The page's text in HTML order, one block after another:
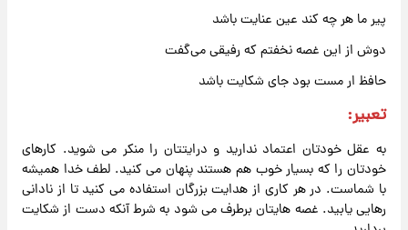
پیر ما هر چه کند عین عنایت باشد
دوش از این غصه نخفتم که رفیقی می‌گفت
حافظ ار مست بود جای شکایت باشد
تعبیر:
به عقل خودتان اعتماد ندارید و درایتتان را منکر می شوید. کارهای
خودتان را که بسیار خوب هم هستند پنهان می کنید. لطف خدا همیشه
با شماست. در هر کاری از هدایت بزرگان استفاده می کنید تا از نادانی
رهایی یابید. غصه هایتان برطرف می شود به شرط آنکه دست از شکایت